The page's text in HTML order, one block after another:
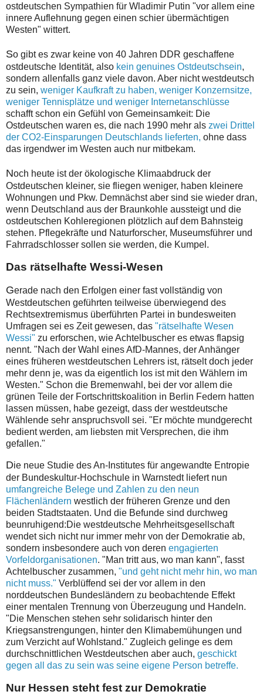
ostdeutschen Sympathien für Wladimir Putin "vor allem eine
innere Auflehnung gegen einen schier übermächtigen
Westen" wittert.
So gibt es zwar keine von 40 Jahren DDR geschaffene
ostdeutsche Identität, also kein genuines Ostdeutschsein,
sondern allenfalls ganz viele davon. Aber nicht westdeutsch
zu sein, weniger Kaufkraft zu haben, weniger Konzernsitze,
weniger Tennisplätze und weniger Internetanschlüsse
schafft schon ein Gefühl von Gemeinsamkeit: Die
Ostdeutschen waren es, die nach 1990 mehr als zwei Drittel
der CO2-Einsparungen Deutschlands lieferten, ohne dass
das irgendwer im Westen auch nur mitbekam.
Noch heute ist der ökologische Klimaabdruck der
Ostdeutschen kleiner, sie fliegen weniger, haben kleinere
Wohnungen und Pkw. Demnächst aber sind sie wieder dran,
wenn Deutschland aus der Braunkohle aussteigt und die
ostdeutschen Kohleregionen plötzlich auf dem Bahnsteig
stehen. Pflegekräfte und Naturforscher, Museumsführer und
Fahrradschlosser sollen sie werden, die Kumpel.
Das rätselhafte Wessi-Wesen
Gerade nach den Erfolgen einer fast vollständig von
Westdeutschen geführten teilweise überwiegend des
Rechtsextremismus überführten Partei in bundesweiten
Umfragen sei es Zeit gewesen, das "rätselhafte Wesen
Wessi" zu erforschen, wie Achtelbuscher es etwas flapsig
nennt. "Nach der Wahl eines AfD-Mannes, der Anhänger
eines früheren westdeutschen Lehrers ist, rätselt doch jeder
mehr denn je, was da eigentlich los ist mit den Wählern im
Westen." Schon die Bremenwahl, bei der vor allem die
grünen Teile der Fortschrittskoalition in Berlin Federn hatten
lassen müssen, habe gezeigt, dass der westdeutsche
Wählende sehr anspruchsvoll sei. "Er möchte mundgerecht
bedient werden, am liebsten mit Versprechen, die ihm
gefallen."
Die neue Studie des An-Institutes für angewandte Entropie
der Bundeskultur-Hochschule in Warnstedt liefert nun
umfangreiche Belege und Zahlen zu den neun
Flächenländern westlich der früheren Grenze und den
beiden Stadtstaaten. Und die Befunde sind durchweg
beunruhigend:Die westdeutsche Mehrheitsgesellschaft
wendet sich nicht nur immer mehr von der Demokratie ab,
sondern insbesondere auch von deren engagierten
Vorfeldorganisationen. "Man tritt aus, wo man kann", fasst
Achtelbuscher zusammen, "und geht nicht mehr hin, wo man
nicht muss." Verblüffend sei der vor allem in den
norddeutschen Bundesländern zu beobachtende Effekt
einer mentalen Trennung von Überzeugung und Handeln.
"Die Menschen stehen sehr solidarisch hinter den
Kriegsanstrengungen, hinter den Klimabemühungen und
zum Verzicht auf Wohlstand." Zugleich gelinge es dem
durchschnittlichen Westdeutschen aber auch, geschickt
gegen all das zu sein was seine eigene Person betreffe.
Nur Hessen steht fest zur Demokratie